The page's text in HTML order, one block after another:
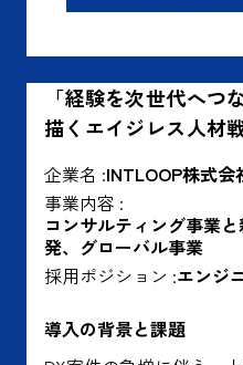
「経験を次世代へ
描くエイジレス人材
企業名 :INTLOOP株式会
事業内容 :
コンサルティング事業
発、グローバル事業
採用ポジション :エンジ
導入の背景と課題